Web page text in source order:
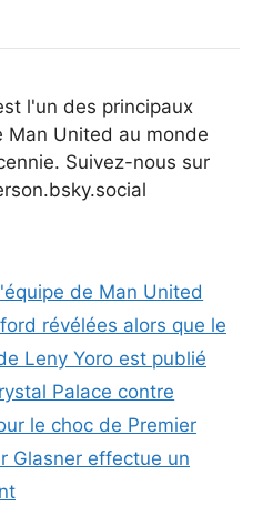
l'un des principaux
United au monde
Suivez-nous sur
de Man United
révélées alors que le
Leny Yoro est publié
Palace contre
le choc de Premier
Glasner effectue un